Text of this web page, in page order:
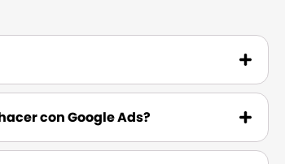
con Google Ads?